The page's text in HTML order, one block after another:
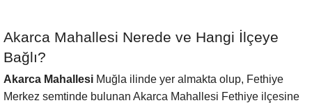
Akarca Mahallesi Nerede ve Hangi İlçeye
Bağlı?
Akarca Mahallesi Muğla ilinde yer almakta olup, Fethiye
Merkez semtinde bulunan Akarca Mahallesi Fethiye ilçesine